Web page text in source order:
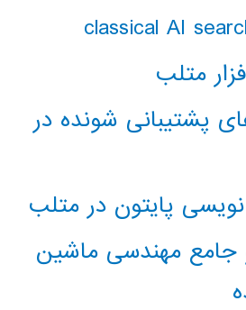
متلب
پشتیبانی شونده در
نویسی پایتون در متلب
جامع مهندسی ماشین